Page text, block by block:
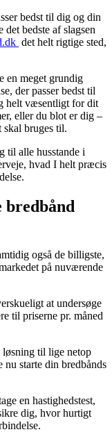
bedst til dig og din
bedste af slagsen
det helt rigtige sted,
en meget grundig
der passer bedst til
helt væsentligt for dit
eller du blot er dig –
bruges til.
til alle husstande i
hvad I helt præcis
bredbånd
også de billigste,
på nuværende
at undersøge
til priserne pr. måned
løsning til lige netop
nu starte din bredbånds
en hastighedstest,
dig, hvor hurtigt